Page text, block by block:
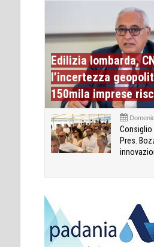
Edilizia lombarda,
l’incertezza
150mila imprese
Consiglio
Pres.